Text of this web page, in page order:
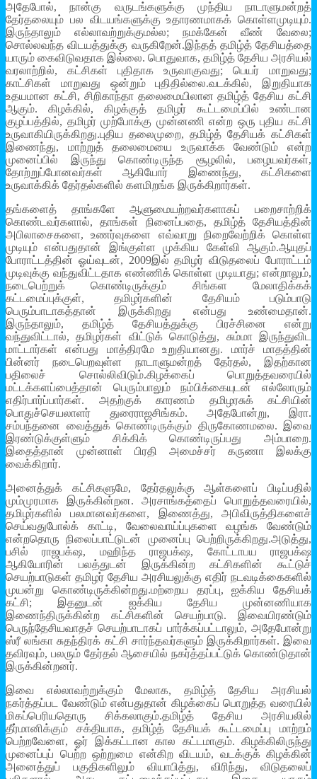
அதேபோல், நான்கு வருடங்களுக்கு முந்திய நாடாளுமன்றத்
தேர்தலையும் பல விடயங்களுக்கு உதாரணமாகக் கொள்ளமுடியும்.
இருந்தாலும் எல்லாவற்றுக்குமல்ல; நமக்கேன் வீண் வேலை;
சொல்லவந்த விடயத்துக்கு வருகிறேன்.இந்தத் தமிழ்த் தேசியத்தை
யாரும் கைவிடுவதாக இல்லை. பொதுவாக, தமிழ்த் தேசிய அரசியல்
வரலாற்றில், கட்சிகள் புதிதாக உருவாகுவது; பெயர் மாறுவது;
காட்சிகள் மாறுவது ஒன்றும் புதிதில்லை.வடக்கில், இறுதியாக
உதயமான கட்சி, சிறிகாந்தா தலைமையிலான தமிழ்த் தேசிய கட்சி
ஆகும். கிழக்கில், கிழக்குத் தமிழர் கூட்டமைப்பில் உண்டான
குழப்பத்தில், தமிழர் முற்போக்கு முன்னணி என்ற ஒரு புதிய கட்சி
உருவாகியிருக்கிறது.புதிய தலைமுறை, தமிழ்த் தேசியக் கட்சிகள்
இணைந்து, மாற்றுத் தலைமையை உருவாக்க வேண்டும் என்ற
முனைப்பில் இருந்து கொண்டிருந்த சூழலில், பழையவர்கள்,
தோற்றுப்போனவர்கள் ஆகியோர் இணைந்து, கட்சிகளை
உருவாக்கிக் தேர்தல்களில் களமிறங்க இருக்கிறார்கள்.
தங்களைத் தாங்களே ஆளுமையற்றவர்களாகப் பறைசாற்றிக்
கொண்டவர்களால், தாங்கள் நினைப்பதை, தமிழ்த் தேசியத்தின்
அபிலாசைகளை, உணர்வுகளை எவ்வாறு நிறைவேற்றிக் கொள்ள
முடியும் என்பதுதான் இங்குள்ள முக்கிய கேள்வி ஆகும்.ஆயுதப்
போராட்டத்தின் ஓய்வுடன், 2009இல் தமிழர் விடுதலைப் போராட்டம்
முடிவுக்கு வந்துவிட்டதாக எண்ணிக் கொள்ள முடியாது; என்றாலும்,
நடைபெற்றுக் கொண்டிருக்கும் சிங்கள மேலாதிக்கக்
கட்டமைப்புக்குள், தமிழர்களின் தேசியம் படும்பாடு
பெரும்பாடாகத்தான் இருக்கிறது என்பது உண்மைதான்.
இருந்தாலும், தமிழ்த் தேசியத்துக்கு பிரச்சினை என்று
வந்துவிட்டால், தமிழர்கள் விட்டுக் கொடுத்து, சும்மா இருந்துவிட
மாட்டார்கள் என்பது மாத்திரமே உறுதியானது. மார்ச் மாதத்தின்
பின்னர் நடைபெறவுள்ள நாடாளுமன்றத் தேர்தல், இதற்கான
பதிலைச் சொல்லிவிடும்.கிழக்கைப் பொறுத்தவரையில்
மட்டக்களப்பைத்தான் பெரும்பாலும் நம்பிக்கையுடன் எல்லோரும்
எதிர்பார்ப்பார்கள். அதற்குக் காரணம் தமிழரசுக் கட்சியின்
பொதுச்செயலாளர் துரைராஜசிங்கம். அதேபோன்று, இரா.
சம்பந்தனை வைத்துக் கொண்டிருக்கும் திருகோணமலை. இவை
இரண்டுக்குள்ளும் சிக்கிக் கொண்டிருப்பது அம்பாறை.
இதைத்தான் முன்னாள் பிரதி அமைச்சர் கருணா இலக்கு
வைக்கிறார்.
அனைத்துக் கட்சிகளுமே, தேர்தலுக்கு ஆள்களைப் பிடிப்பதில்
மும்முரமாக இருக்கின்றன. அரசாங்கத்தைப் பொறுத்தவரையில்,
தமிழர்களில் பலமானவர்களை, இணைத்து, அபிவிருத்திகளைச்
செய்வதுபோல்க் காட்டி, வேலைவாய்ப்புகளை வழங்க வேண்டும்
என்றதொரு நிலைப்பாட்டுடன் முனைப்பு பெற்றிருக்கிறது.அடுத்து,
பசில் ராஜபக்‌ஷ, மஹிந்த ராஜபக்‌ஷ, கோட்டாபய ராஜபக்‌ஷ
ஆகியோரின் பலத்துடன் இருக்கின்ற கட்சிகளின் கூட்டுச்
செயற்பாடுகள் தமிழர் தேசிய அரசியலுக்கு எதிர் நடவடிக்கைகளில்
முயன்று கொண்டிருக்கின்றது.மற்றைய தரப்பு, ஐக்கிய தேசியக்
கட்சி; இதனுடன் ஐக்கிய தேசிய முன்னணியாக
இணைந்திருக்கின்ற கட்சிகளின் செயற்பாடு. இவையிரண்டும்
பெருந்தேசியவாதச் செயற்பாடாகப் பார்க்கப்பட்டாலும், அதேபோன்று
ஸ்ரீ லங்கா சுதந்திரக் கட்சி சார்ந்தவர்களும் இருக்கிறார்கள். இவை
தவிரவும், பலரும் தேர்தல் ஆசையில் நகர்த்தப்பட்டுக் கொண்டுதான்
இருக்கின்றனர்.
இவை எல்லாவற்றுக்கும் மேலாக, தமிழ்த் தேசிய அரசியல்
நகர்த்தப்பட வேண்டும் என்பதுதான் கிழக்கைப் பொறுத்த வரையில்
மிகப்பெரியதொரு சிக்கலாகும்.தமிழ்த் தேசிய அரசியலில்
தீர்மானிக்கும் சக்தியாக, தமிழ்த் தேசியக் கூட்டமைப்பு மாற்றம்
பெற்றவேளை, ஓர் இக்கட்டான கால கட்டமாகும். கிழக்கிலிருந்து
முனைப்புப் பெற்ற ஒற்றுமை என்கிற விடயம், வடக்குக் கிழக்கின்
அனைத்துப் பகுதிகளிலும் வியாபித்து, விரிந்து, விடுதலைப்